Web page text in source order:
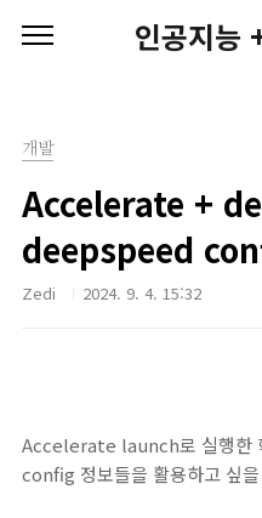
인공지능
개발
Accelerate +
deepspeed
Zedi 2024. 9. 4. 15:32
Accelerate launch로 실행한
config 정보들을 활용하고 싶